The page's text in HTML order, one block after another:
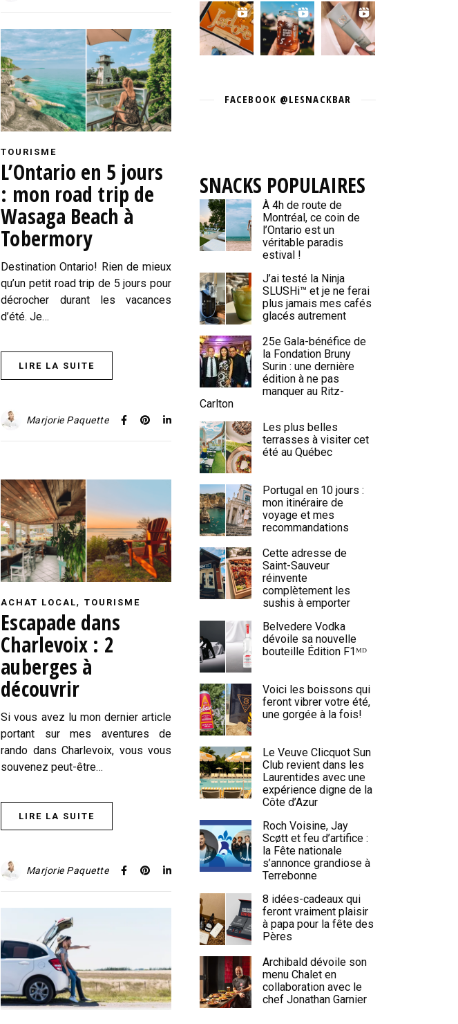
TOURISME
L’Ontario en 5 jours
: mon road trip de
Wasaga Beach à
Tobermory
Destination Ontario! Rien de mieux
qu’un petit road trip de 5 jours pour
décrocher durant les vacances
d’été. Je…
LIRE LA SUITE
Marjorie Paquette
ACHAT LOCAL,TOURISME
Escapade dans
Charlevoix : 2
auberges à
découvrir
Si vous avez lu mon dernier article
portant sur mes aventures de
rando dans Charlevoix, vous vous
souvenez peut-être…
LIRE LA SUITE
Marjorie Paquette
FACEBOOK @LESNACKBAR
SNACKS POPULAIRES
À 4h de route de
Montréal, ce coin de
l’Ontario est un
véritable paradis
estival !
J’ai testé la Ninja
SLUSHi™ et je ne ferai
plus jamais mes cafés
glacés autrement
25e Gala-bénéfice de
la Fondation Bruny
Surin : une dernière
édition à ne pas
manquer au Ritz-
Carlton
Les plus belles
terrasses à visiter cet
été au Québec
Portugal en 10 jours :
mon itinéraire de
voyage et mes
recommandations
Cette adresse de
Saint-Sauveur
réinvente
complètement les
sushis à emporter
Belvedere Vodka
dévoile sa nouvelle
bouteille Édition F1ᴹᴰ
Voici les boissons qui
feront vibrer votre été,
une gorgée à la fois!
Le Veuve Clicquot Sun
Club revient dans les
Laurentides avec une
expérience digne de la
Côte d’Azur
Roch Voisine, Jay
Scøtt et feu d’artifice :
la Fête nationale
s’annonce grandiose à
Terrebonne
8 idées-cadeaux qui
feront vraiment plaisir
à papa pour la fête des
Pères
Archibald dévoile son
menu Chalet en
collaboration avec le
chef Jonathan Garnier